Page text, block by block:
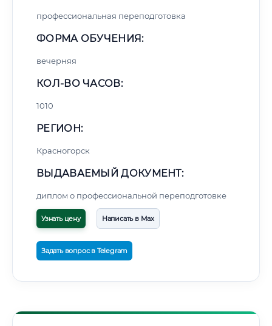
профессиональная переподготовка
ФОРМА ОБУЧЕНИЯ:
вечерняя
КОЛ-ВО ЧАСОВ:
1010
РЕГИОН:
Красногорск
ВЫДАВАЕМЫЙ ДОКУМЕНТ:
диплом о профессиональной переподготовке
Узнать цену Написать в Max
Задать вопрос в Telegram